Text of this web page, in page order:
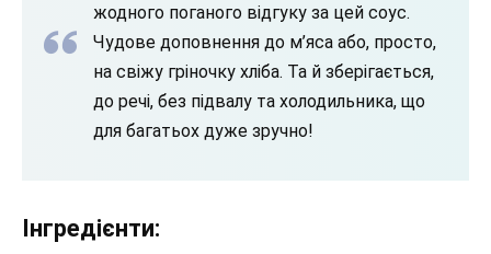
жодного поганого відгуку за цей соус.
Чудове доповнення до м’яса або, просто,
на свіжу гріночку хліба. Та й зберігається,
до речі, без підвалу та холодильника, що
для багатьох дуже зручно!
Інгредієнти: